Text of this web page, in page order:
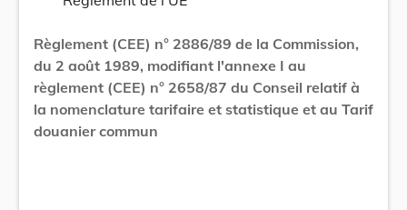
Règlement (CEE) n° 2886/89 de la Commission,
du 2 août 1989, modifiant l'annexe I au
règlement (CEE) n° 2658/87 du Conseil relatif à
la nomenclature tarifaire et statistique et au Tarif
douanier commun